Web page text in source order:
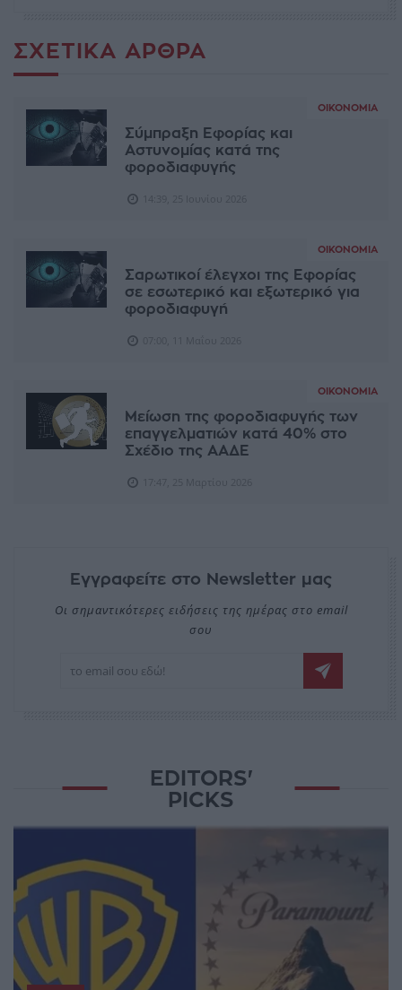
ΣΧΕΤΙΚΆ ΆΡΘΡΑ
ΟΙΚΟΝΟΜΊΑ
Σύμπραξη Εφορίας και
Αστυνομίας κατά της
φοροδιαφυγής
ΟΙΚΟΝΟΜΊΑ
Σαρωτικοί έλεγχοι της Εφορίας
σε εσωτερικό και εξωτερικό για
φοροδιαφυγή
ΟΙΚΟΝΟΜΊΑ
Μείωση της φοροδιαφυγής των
επαγγελματιών κατά 40% στο
Σχέδιο της ΑΑΔΕ
Εγγραφείτε στο Newsletter μας
Οι σημαντικότερες ειδήσεις της ημέρας στο email
σου
EDITORS'
PICKS